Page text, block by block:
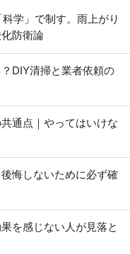
科学」で制す。雨上がり
防衛論
DIY清掃と業者依頼の
通点｜やってはいけな
悔しないために必ず確
を感じない人が見落と